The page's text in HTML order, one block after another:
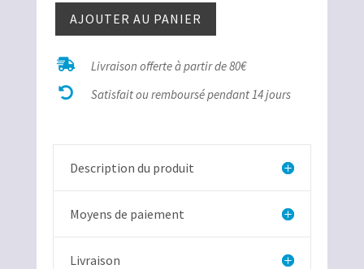
quantité
Corail
gorgone
AJOUTER AU PANIER
 Livraison offerte à partir de 80€
 Satisfait ou remboursé pendant 14 jours
Description du produit
Moyens de paiement
Livraison